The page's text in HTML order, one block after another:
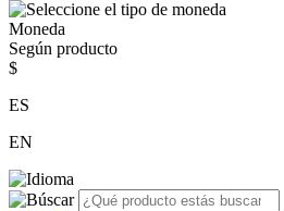
Moneda
Según producto
$
ES
EN